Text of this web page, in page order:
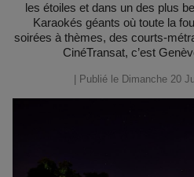
les étoiles et dans un des plus
Karaokés géants où toute la
soirées à thèmes, des courts-
CinéTransat, c’est
| Publié le Dimanche 20